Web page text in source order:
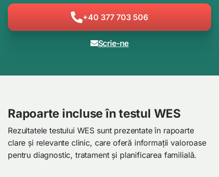
+40 377 703 506
Scrie-ne
Rapoarte incluse în testul WES
Rezultatele testului WES sunt prezentate în rapoarte
clare și relevante clinic, care oferă informații valoroase
pentru diagnostic, tratament și planificarea familială.